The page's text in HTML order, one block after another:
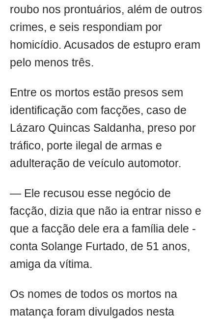
roubo nos prontuários, além de outros
crimes, e seis respondiam por
homicídio. Acusados de estupro eram
pelo menos três.
Entre os mortos estão presos sem
identificação com facções, caso de
Lázaro Quincas Saldanha, preso por
tráfico, porte ilegal de armas e
adulteração de veículo automotor.
— Ele recusou esse negócio de
facção, dizia que não ia entrar nisso e
que a facção dele era a família dele -
conta Solange Furtado, de 51 anos,
amiga da vítima.
Os nomes de todos os mortos na
matança foram divulgados nesta